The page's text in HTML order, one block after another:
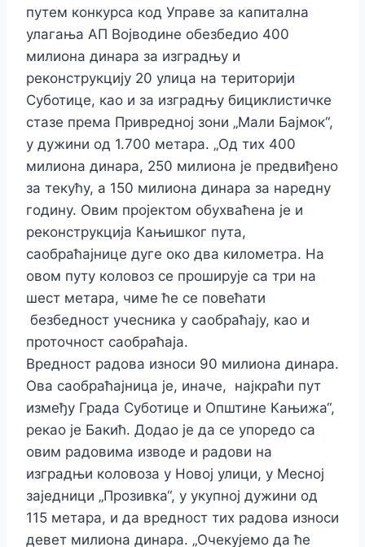
путем конкурса код Управе за капитална
улагања АП Војводине обезбедио 400
милиона динара за изградњу и
реконструкцију 20 улица на територији
Суботице, као и за изградњу бициклистичке
стазе према Привредној зони „Мали Бајмок“,
у дужини од 1.700 метара. „Од тих 400
милиона динара, 250 милиона је предвиђено
за текућу, а 150 милиона динара за наредну
годину. Овим пројектом обухваћена је и
реконструкција Кањишког пута,
саобраћајнице дуге око два километра. На
овом путу коловоз се проширује са три на
шест метара, чиме ће се повећати
безбедност учесника у саобраћају, као и
проточност саобраћаја.
Вредност радова износи 90 милиона динара.
Ова саобраћајница је, иначе, најкраћи пут
између Града Суботице и Општине Кањижа“,
рекао је Бакић. Додао је да се упоредо са
овим радовима изводе и радови на
изградњи коловоза у Новој улици, у Месној
заједници „Прозивка“, у укупној дужини од
115 метара, и да вредност тих радова износи
девет милиона динара. „Очекујемо да ће